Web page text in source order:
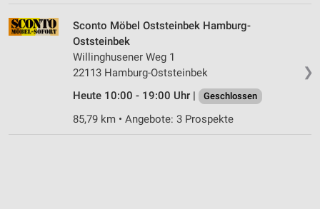
❯
Sconto Möbel Oststeinbek Hamburg-
Oststeinbek
Willinghusener Weg 1
22113 Hamburg-Oststeinbek
Heute 10:00 - 19:00 Uhr |
Geschlossen
85,79 km • Angebote: 3 Prospekte